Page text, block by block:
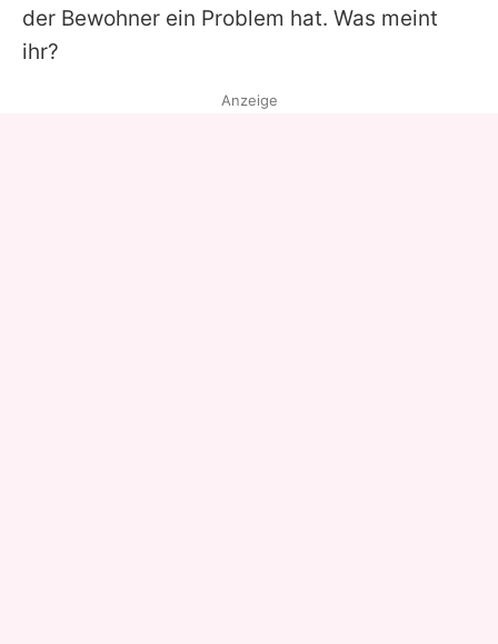
der Bewohner ein Problem hat. Was meint
ihr?
Anzeige